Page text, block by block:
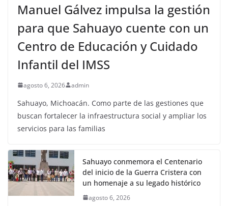
Manuel Gálvez impulsa la gestión
para que Sahuayo cuente con un
Centro de Educación y Cuidado
Infantil del IMSS
agosto 6, 2026 admin
Sahuayo, Michoacán. Como parte de las gestiones que
buscan fortalecer la infraestructura social y ampliar los
servicios para las familias
Sahuayo conmemora el Centenario
del inicio de la Guerra Cristera con
un homenaje a su legado histórico
agosto 6, 2026